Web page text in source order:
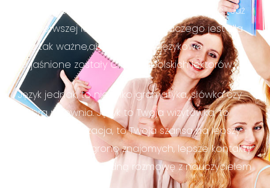
ten język szybko i bez problemu opanować. Już
od pierwszej lekcji zrozumiesz dlaczego jest dla
nas tak ważne,aby podstawy językowe
wyjaśnione zostały Ci przez polskich lektorów.
Język jednak, to nie tylko gramatyka, słówka czy
dobra pisownia. Język to Twoja wizytówka, to
Twoja aklimatyzacja, to Twoja szansa na lepszy
byt, na szersze grono znajomych, lepsze kontakty
w pracy czy swobodną rozmowę z nauczycielem